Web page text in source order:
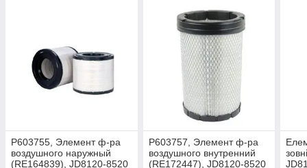
P603755, Элемент ф-ра
воздушного наружный
(RE164839), JD8120-8520
P603757, Элемент ф-ра
воздушного внутренний
(RE172447), JD8120-8520